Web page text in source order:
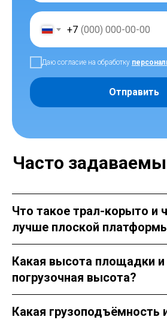
+7
Даю согласие на обработку
Отправить
Часто
Что такое трал-корыто и
лучше плоской
Какая высота площадки и
погрузочная высота?
Какая грузоподъёмность